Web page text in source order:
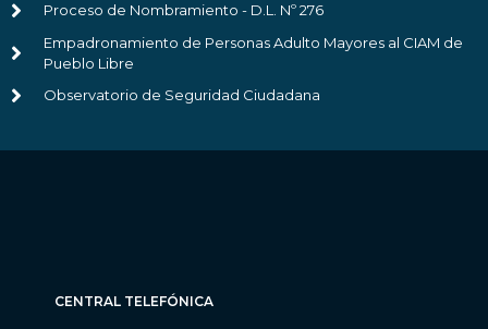
Proceso de Nombramiento - D.L. Nº 276
Empadronamiento de Personas Adulto Mayores al CIAM de
Pueblo Libre
Observatorio de Seguridad Ciudadana
CENTRAL TELEFÓNICA